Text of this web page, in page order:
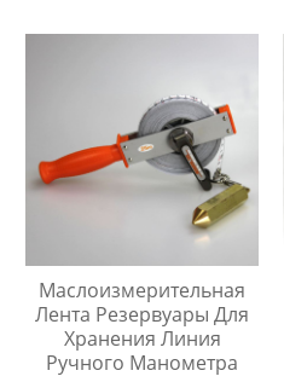
Маслоизмерительная
Лента Резервуары Для
Хранения Линия
Ручного Манометра